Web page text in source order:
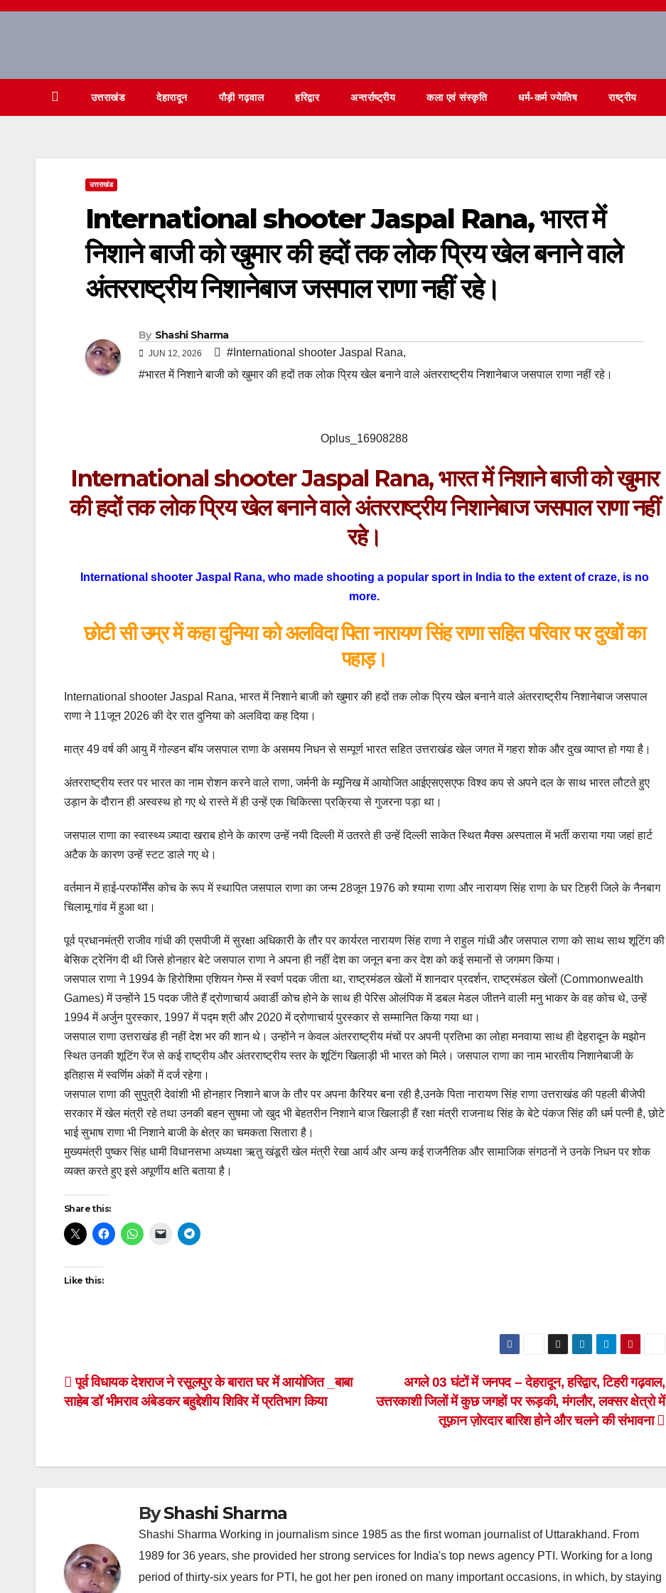
Skip
उत्तराखंड देहारादून पौड़ी गढ़वाल हरिद्वार अन्तर्राष्ट्रीय कला एवं संस्कृति धर्म-कर्म ज्येातिष राष्ट्रीय
उत्तराखंड
International shooter Jaspal Rana, भारत में
निशाने बाजी को खुमार की हदों तक लोक प्रिय खेल बनाने वाले
अंतरराष्ट्रीय निशानेबाज जसपाल राणा नहीं रहे।
By Shashi Sharma
JUN 12, 2026 #International shooter Jaspal Rana,
#भारत में निशाने बाजी को खुमार की हदों तक लोक प्रिय खेल बनाने वाले अंतरराष्ट्रीय निशानेबाज जसपाल राणा नहीं रहे।
Oplus_16908288
International shooter Jaspal Rana, भारत में निशाने बाजी को खुमार
की हदों तक लोक प्रिय खेल बनाने वाले अंतरराष्ट्रीय निशानेबाज जसपाल राणा नहीं
रहे।
International shooter Jaspal Rana, who made shooting a popular sport in India to the extent of craze, is no
more.
छोटी सी उम्र में कहा दुनिया को अलविदा पिता नारायण सिंह राणा सहित परिवार पर दुखों का
पहाड़।
International shooter Jaspal Rana, भारत में निशाने बाजी को खुमार की हदों तक लोक प्रिय खेल बनाने वाले अंतरराष्ट्रीय निशानेबाज जसपाल
राणा ने 11जून 2026 की देर रात दुनिया को अलविदा कह दिया।
मात्र 49 वर्ष की आयु में गोल्डन बॉय जसपाल राणा के असमय निधन से सम्पूर्ण भारत सहित उत्तराखंड खेल जगत में गहरा शोक और दुख व्याप्त हो गया है।
अंतरराष्ट्रीय स्तर पर भारत का नाम रोशन करने वाले राणा, जर्मनी के म्यूनिख में आयोजित आईएसएसएफ विश्व कप से अपने दल के साथ भारत लौटते हुए
उड़ान के दौरान ही अस्वस्थ हो गए थे रास्ते में ही उन्हें एक चिकित्सा प्रक्रिया से गुजरना पड़ा था।
जसपाल राणा का स्वास्थ्य ज़्यादा खराब होने के कारण उन्हें नयी दिल्ली में उतरते ही उन्हें दिल्ली साकेत स्थित मैक्स अस्पताल में भर्ती कराया गया जहां हार्ट
अटैक के कारण उन्हें स्टट डाले गए थे।
वर्तमान में हाई-परफॉर्मेंस कोच के रूप में स्थापित जसपाल राणा का जन्म 28जून 1976 को श्यामा राणा और नारायण सिंह राणा के घर टिहरी जिले के नैनबाग
चिलामू गांव में हुआ था।
पूर्व प्रधानमंत्री राजीव गांधी की एसपीजी में सुरक्षा अधिकारी के तौर पर कार्यरत नारायण सिंह राणा ने राहुल गांधी और जसपाल राणा को साथ साथ शूटिंग की
बेसिक ट्रेनिंग दी थी जिसे होनहार बेटे जसपाल राणा ने अपना ही नहीं देश का जनून बना कर देश को कई समानों से जगमग किया।
जसपाल राणा ने 1994 के हिरोशिमा एशियन गेम्स में स्वर्ण पदक जीता था, राष्ट्रमंडल खेलों में शानदार प्रदर्शन, राष्ट्रमंडल खेलों (Commonwealth
Games) में उन्होंने 15 पदक जीते हैं द्रोणाचार्य अवार्डी कोच होने के साथ ही पेरिस ओलंपिक में डबल मेडल जीतने वाली मनु भाकर के वह कोच थे, उन्हें
1994 में अर्जुन पुरस्कार, 1997 में पद्म श्री और 2020 में द्रोणाचार्य पुरस्कार से सम्मानित किया गया था।
जसपाल राणा उत्तराखंड ही नहीं देश भर की शान थे। उन्होंने न केवल अंतरराष्ट्रीय मंचों पर अपनी प्रतिभा का लोहा मनवाया साथ ही देहरादून के मझोन
स्थित उनकी शूटिंग रेंज से कई राष्ट्रीय और अंतरराष्ट्रीय स्तर के शूटिंग खिलाड़ी भी भारत को मिले। जसपाल राणा का नाम भारतीय निशानेबाजी के
इतिहास में स्वर्णिम अंकों में दर्ज रहेगा।
जसपाल राणा की सुपुत्री देवांशी भी होनहार निशाने बाज के तौर पर अपना कैरियर बना रही है,उनके पिता नारायण सिंह राणा उत्तराखंड की पहली बीजेपी
सरकार में खेल मंत्री रहे तथा उनकी बहन सुषमा जो खुद भी बेहतरीन निशाने बाज खिलाड़ी हैं रक्षा मंत्री राजनाथ सिंह के बेटे पंकज सिंह की धर्म पत्नी है, छोटे
भाई सुभाष राणा भी निशाने बाजी के क्षेत्र का चमकता सितारा है।
मुख्यमंत्री पुष्कर सिंह धामी विधानसभा अध्यक्षा ऋतु खंडूरी खेल मंत्री रेखा आर्य और अन्य कई राजनैतिक और सामाजिक संगठनों ने उनके निधन पर शोक
व्यक्त करते हुए इसे अपूर्णीय क्षति बताया है।
Share this:
Like this:
Post
navigation
अगले 03 घंटों में जनपद – देहरादून, हरिद्वार, टिहरी गढ़वाल,
उत्तरकाशी जिलों में कुछ जगहों पर रूड़की, मंगलौर, लक्सर क्षेत्रो में
तूफ़ान ज़ोरदार बारिश होने और चलने की संभावना
पूर्व विधायक देशराज ने रसूलपुर के बारात घर में आयोजित _बाबा
साहेब डॉ भीमराव अंबेडकर बहुद्देशीय शिविर में प्रतिभाग किया
ByShashi Sharma
Shashi Sharma Working in journalism since 1985 as the first woman journalist of Uttarakhand. From
1989 for 36 years, she provided her strong services for India's top news agency PTI. Working for a long
period of thirty-six years for PTI, he got her pen ironed on many important occasions, in which, by staying